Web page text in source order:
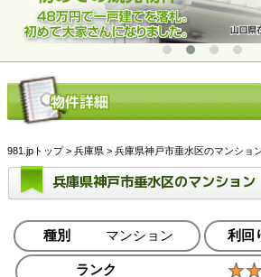
981.jpトップ> 兵庫県 > 兵庫県神戸市垂水区のマンショ
兵庫県神戸市垂水区のマンション
種別 マンション 利回
ランク